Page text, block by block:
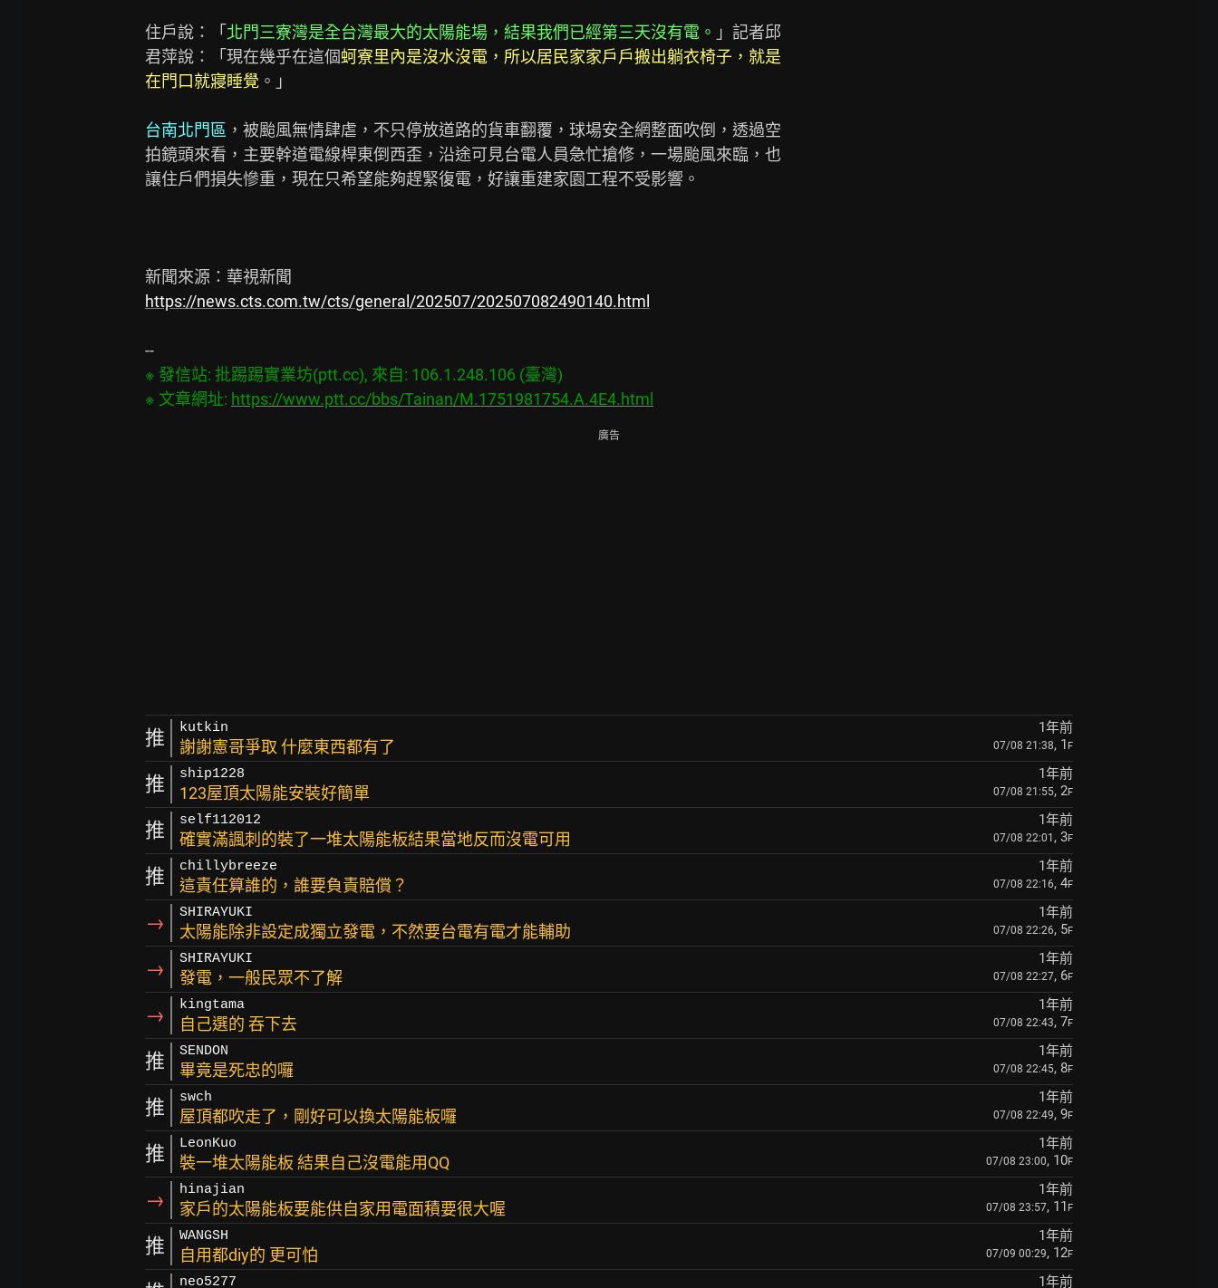
住戶說：「北門三寮灣是全台灣最大的太陽能場，結果我們已經第三天沒有電。 」記者邱
君萍說：「現在幾乎在這個蚵寮里內是沒水沒電，所以居民家家戶戶搬出躺衣椅子，就是
在門口就寢睡覺 。」
台南北門區 ，被颱風無情肆虐，不只停放道路的貨車翻覆，球場安全網整面吹倒，透過空
拍鏡頭來看，主要幹道電線桿東倒西歪，沿途可見台電人員急忙搶修，一場颱風來臨，也
讓住戶們損失慘重，現在只希望能夠趕緊復電，好讓重建家園工程不受影響。
https://news.cts.com.tw/cts/general/202507/202507082490140.html
※ 發信站: 批踢踢實業坊(ptt.cc), 來自: 106.1.248.106 (臺灣)
※ 文章網址: https://www.ptt.cc/bbs/Tainan/M.1751981754.A.4E4.html
廣告
推 kutkin 1年前
謝謝憲哥爭取 什麼東西都有了 07/08 21:38, 1 F
推 ship1228 1年前
123屋頂太陽能安裝好簡單 07/08 21:55, 2F
推 self112012 1年前
確實滿諷刺的裝了一堆太陽能板結果當地反而沒電可用 07/08 22:01 , 3F
推 chillybreeze 1年前
這責任算誰的，誰要負責賠償？ 07/08 22:16, 4F
→ SHIRAYUKI 1年前
太陽能除非設定成獨立發電，不然要台電有電才能輔助 07/08 22:26, 5F
→ SHIRAYUKI 1年前
發電，一般民眾不了解 07/08 22:27, 6F
→ kingtama 1年前
自己選的 吞下去 07/08 22:43, 7F
推 SENDON 1年前
畢竟是死忠的囉 07/08 22:45, 8F
推 swch 1年前
屋頂都吹走了，剛好可以換太陽能板囉 07/08 22:49, 9F
推 LeonKuo 1年前
裝一堆太陽能板 結果自己沒電能用QQ 07/08 23:00, 10F
→ hinajian 1年前
家戶的太陽能板要能供自家用電面積要很大喔 07/08 23:57, 11 F
推 WANGSH 1年前
自用都diy的 更可怕 07/09 00:29, 12F
neo5277 1年前